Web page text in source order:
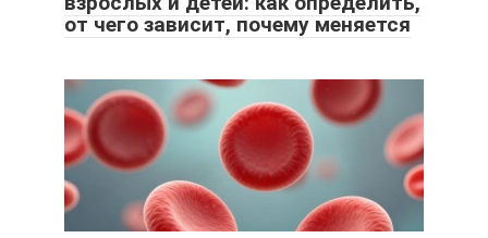
от чего зависит, почему меняется